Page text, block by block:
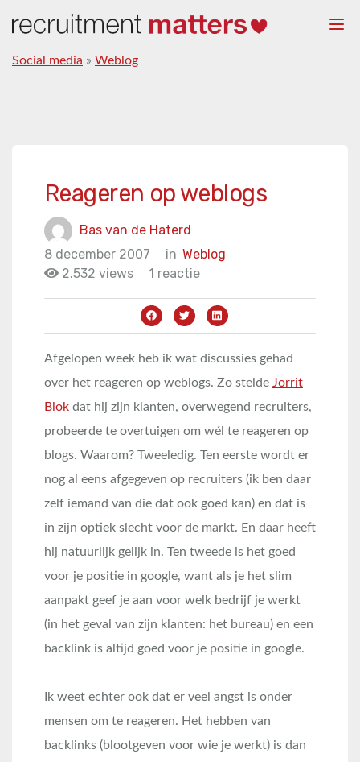
Social media » Weblog
Reageren op weblogs
Bas van de Haterd
8 december 2007
in Weblog
2.532 views
1 reactie
Afgelopen week heb ik wat discussies gehad
over het reageren op weblogs. Zo stelde Jorrit
Blok dat hij zijn klanten, overwegend recruiters,
probeerde te overtuigen om wél te reageren op
blogs. Waarom? Tweeledig. Ten eerste wordt er
nog al eens afgegeven op recruiters (ik ben daar
zelf iemand van die dat ook goed kan) en dat is
in zijn optiek slecht voor de markt. En daar heeft
hij natuurlijk gelijk in. Ten tweede is het goed
voor je positie in google, want als je het slim
aanpakt geef je aan voor welk bedrijf je werkt
(in het geval van zijn klanten: het bureau) en een
backlink is altijd goed voor je positie in google.
Ik weet echter ook dat er veel angst is onder
mensen om te reageren. Het hebben van
backlinks (blootgeven voor wie je werkt) is dan